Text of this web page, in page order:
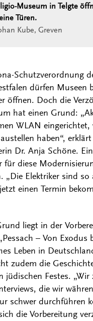
Museum in Telgte
Türen.
Kube, Greven
Schutzverordnung
dürfen Museen
öffnen. Doch die
hat einen Grund:
WLAN eingerichtet,
haben“, erklärt
Dr. Anja Schöne.
für diese
„Die Elektriker sind so
einen Termin
liegt in der
– Von Exodus
Leben in
zudem die
jüdischen Festes. „Wir
die wir
schwer durchführen
die Vorbereitung